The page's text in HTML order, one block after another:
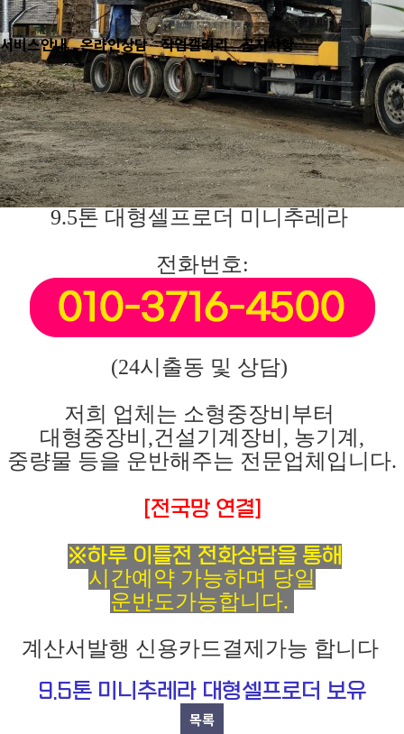
서비스안내 온라인상담 작업갤러리 공지사항
9.5톤 대형셀프로더 미니추레라
전화번호:
(24시출동 및 상담)
저희 업체는 소형중장비부터
대형중장비,건설기계장비, 농기계,
중량물 등을 운반해주는 전문업체입니다.
[전국망 연결]
※하루 이틀전 전화상담을 통해
시간예약 가능하며 당일
운반도가능합니다.
계산서발행 신용카드결제가능 합니다
9.5톤 미니추레라 대형셀프로더 보유
목록